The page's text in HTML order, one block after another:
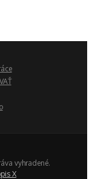
vyhradené.
X